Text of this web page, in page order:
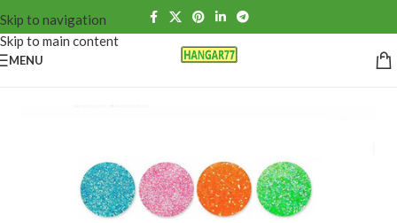
Skip to navigation
Skip to main content
MENU